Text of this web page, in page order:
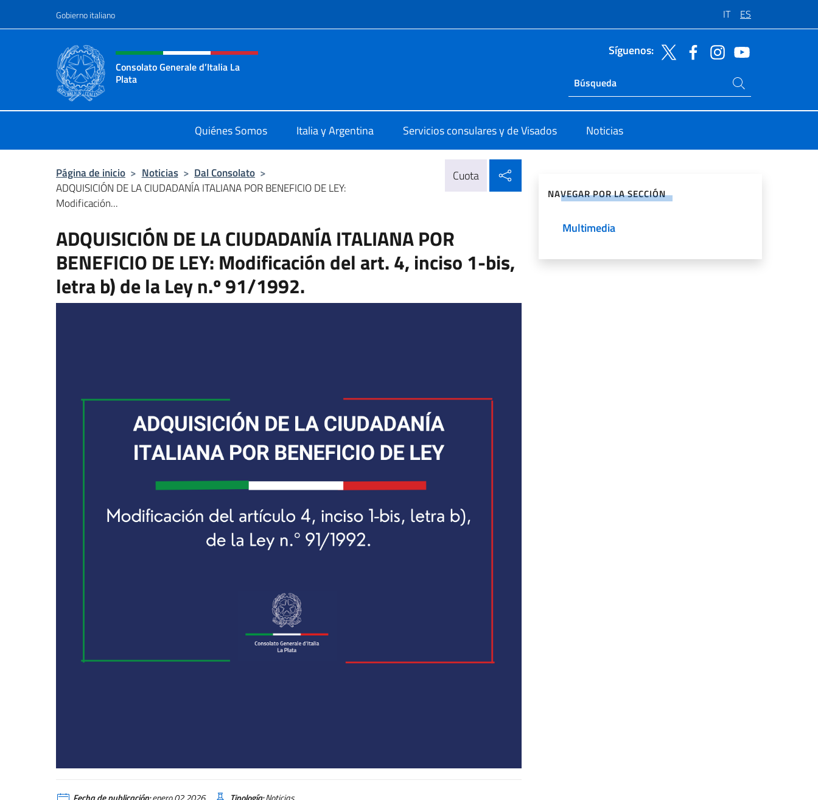
Gobierno italiano IT ES
Encabezado del sitio web, redes sociales y menú
Consolato Generale d’Italia La
Plata
Síguenos:
Ricerca sito live
Buscar en el sitio
Quiénes Somos Italia y Argentina Servicios consulares y de Visados Noticias
Página de inicio > Noticias > Dal Consolato >
ADQUISICIÓN DE LA CIUDADANÍA ITALIANA POR BENEFICIO DE LEY:
Modificación...
Cuota
ADQUISICIÓN DE LA CIUDADANÍA ITALIANA POR
BENEFICIO DE LEY: Modificación del art. 4, inciso 1-bis,
letra b) de la Ley n.º 91/1992.
NAVEGAR POR LA SECCIÓN
Multimedia